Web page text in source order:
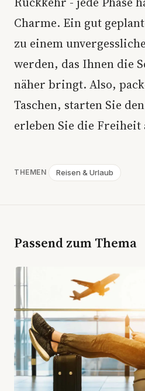
Charme. Ein gut
zu einem
werden, das Ihnen die
näher bringt. Also,
Taschen, starten Sie
erleben Sie die Freiheit
THEMEN Reisen & Urlaub
Passend zum Thema